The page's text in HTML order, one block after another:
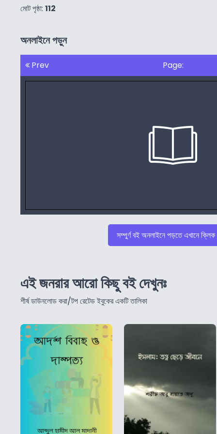
মোট পৃষ্ঠা: 112
অনলাইনে পড়ুন
Prev Page:
সম্পুর্ণ বই অনলাইনে পড়তে এখানে
এই জনরার আরো কিছু বই দেখুনঃ
শীর্ষ ডাউনলোড করা/টপ রেটেড ইবুকের একটি তালিকা